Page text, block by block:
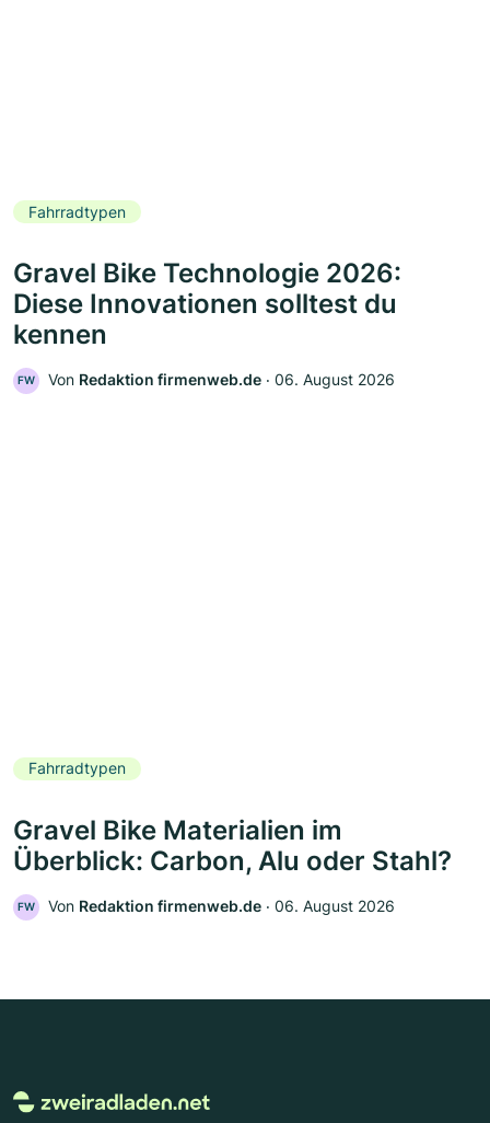
Fahrradtypen
Gravel Bike Technologie 2026:
Diese Innovationen solltest du
kennen
FW Von Redaktion firmenweb.de ‧ 06. August 2026
Fahrradtypen
Gravel Bike Materialien im
Überblick: Carbon, Alu oder Stahl?
FW Von Redaktion firmenweb.de ‧ 06. August 2026